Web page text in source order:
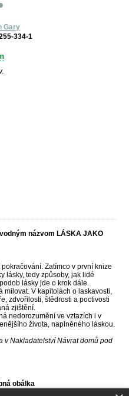
Gary
334-1
názvom LÁSKA JAKO
Zatímco v první knize
lásky, tedy způsoby, jak lidé
lásky jde o krok dále.
milovat. V kapitolách o laskavosti,
zdvořilosti, štědrosti a poctivosti
zjištění.
nedorozumění ve vztazích i v
života, naplněného láskou.
v Nakladatelství Návrat domů pod
obálka